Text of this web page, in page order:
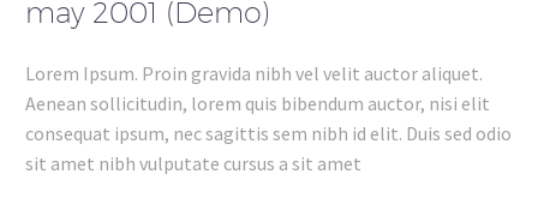
may 2001 (Demo)
Lorem Ipsum. Proin gravida nibh vel velit auctor aliquet.
Aenean sollicitudin, lorem quis bibendum auctor, nisi elit
consequat ipsum, nec sagittis sem nibh id elit. Duis sed odio
sit amet nibh vulputate cursus a sit amet